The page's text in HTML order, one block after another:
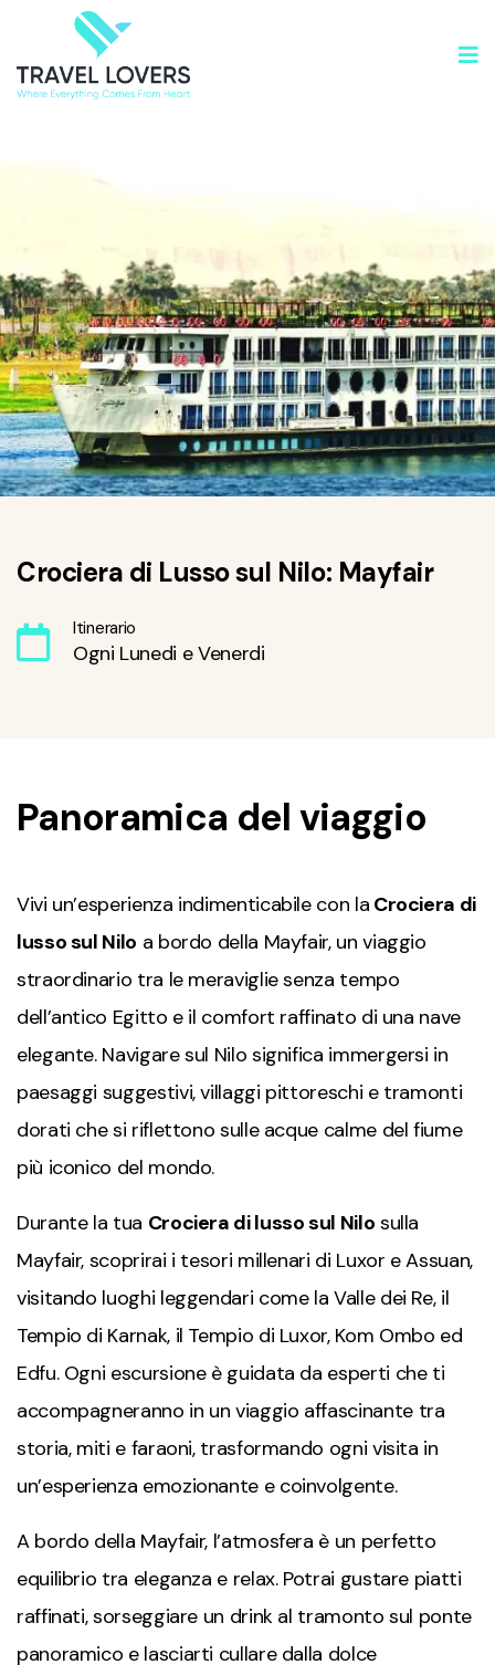
Crociera di Lusso sul Nilo: Mayfair
Itinerario
Ogni Lunedi e Venerdi
Panoramica del viaggio
Vivi un’esperienza indimenticabile con la Crociera di
lusso sul Nilo a bordo della Mayfair, un viaggio
straordinario tra le meraviglie senza tempo
dell’antico Egitto e il comfort raffinato di una nave
elegante. Navigare sul Nilo significa immergersi in
paesaggi suggestivi, villaggi pittoreschi e tramonti
dorati che si riflettono sulle acque calme del fiume
più iconico del mondo.
Durante la tua Crociera di lusso sul Nilo sulla
Mayfair, scoprirai i tesori millenari di Luxor e Assuan,
visitando luoghi leggendari come la Valle dei Re, il
Tempio di Karnak, il Tempio di Luxor, Kom Ombo ed
Edfu. Ogni escursione è guidata da esperti che ti
accompagneranno in un viaggio affascinante tra
storia, miti e faraoni, trasformando ogni visita in
un’esperienza emozionante e coinvolgente.
A bordo della Mayfair, l’atmosfera è un perfetto
equilibrio tra eleganza e relax. Potrai gustare piatti
raffinati, sorseggiare un drink al tramonto sul ponte
panoramico e lasciarti cullare dalla dolce